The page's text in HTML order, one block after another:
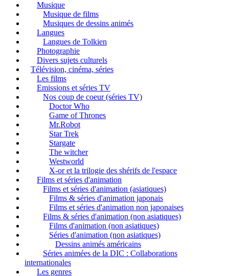
Musique
Musique de films
Musiques de dessins animés
Langues
Langues de Tolkien
Photographie
Divers sujets culturels
Télévision, cinéma, séries
Les films
Emissions et séries TV
Nos coup de coeur (séries TV)
Doctor Who
Game of Thrones
Mr.Robot
Star Trek
Stargate
The witcher
Westworld
X-or et la trilogie des shérifs de l'espace
Films et séries d'animation
Films et séries d'animation (asiatiques)
Films & séries d'animation japonais
Films et séries d'animation non japonaises
Films & séries d'animation (non asiatiques)
Films d'animation (non asiatiques)
Séries d'animation (non asiatiques)
Dessins animés américains
Séries animées de la DIC : Collaborations
internationales
Les genres